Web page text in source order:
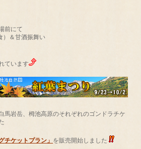
前にて
＆甘酒振舞い
ています
馬岩岳、栂池高原のそれぞれのゴンドラチケ
チケットプラン」 を販売開始しました